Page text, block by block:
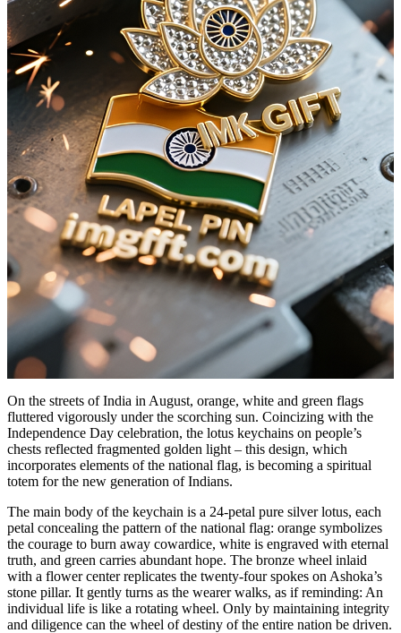
On the streets of India in August, orange, white and green flags
fluttered vigorously under the scorching sun. Coincizing with the
Independence Day celebration, the lotus keychains on people’s
chests reflected fragmented golden light – this design, which
incorporates elements of the national flag, is becoming a spiritual
totem for the new generation of Indians.
The main body of the keychain is a 24-petal pure silver lotus, each
petal concealing the pattern of the national flag: orange symbolizes
the courage to burn away cowardice, white is engraved with eternal
truth, and green carries abundant hope. The bronze wheel inlaid
with a flower center replicates the twenty-four spokes on Ashoka’s
stone pillar. It gently turns as the wearer walks, as if reminding: An
individual life is like a rotating wheel. Only by maintaining integrity
and diligence can the wheel of destiny of the entire nation be driven.